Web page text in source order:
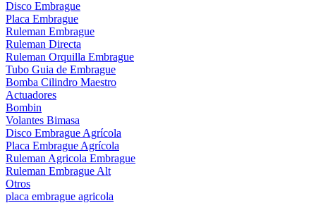
Disco Embrague
Placa Embrague
Ruleman Embrague
Ruleman Directa
Ruleman Orquilla Embrague
Tubo Guia de Embrague
Bomba Cilindro Maestro
Actuadores
Bombin
Volantes Bimasa
Disco Embrague Agrícola
Placa Embrague Agrícola
Ruleman Agricola Embrague
Ruleman Embrague Alt
Otros
placa embrague agricola